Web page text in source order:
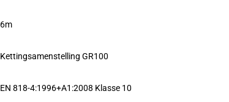
6m
Kettingsamenstelling GR100
EN 818-4:1996+A1:2008 Klasse 10